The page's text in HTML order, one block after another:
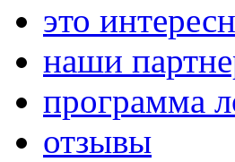
это
наши
программа
отзывы